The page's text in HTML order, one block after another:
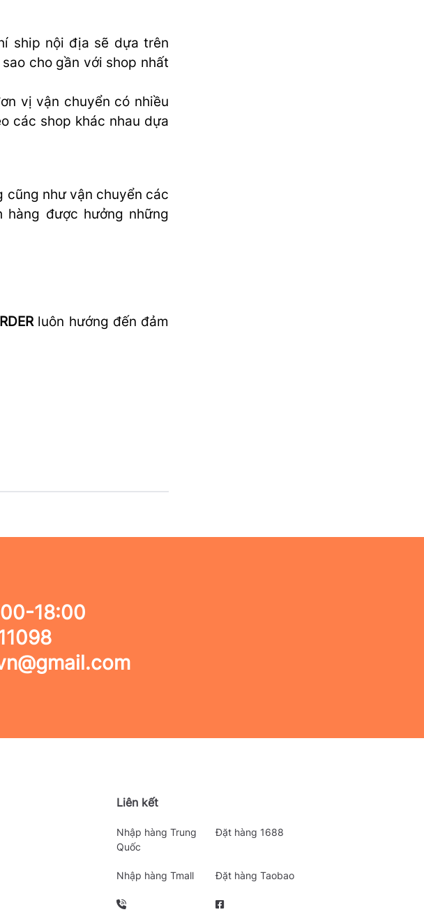
ship nội địa sẽ dựa trên
cho gần với shop nhất
vị vận chuyển có nhiều
các shop khác nhau dựa
cũng như vận chuyển các
hàng được hưởng những
luôn hướng đến đảm
18:00
Liên kết
Nhập hàng Trung
Quốc
Đặt hàng 1688
Nhập hàng Tmall Đặt hàng Taobao